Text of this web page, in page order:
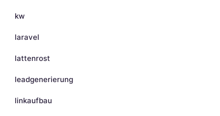
kw
laravel
lattenrost
leadgenerierung
linkaufbau